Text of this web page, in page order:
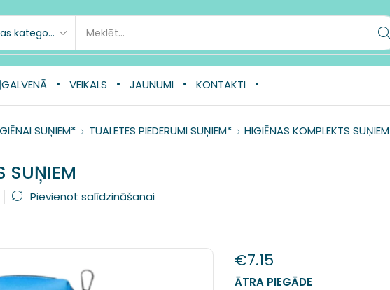
GALVENĀ VEIKALS JAUNUMI KONTAKTI
SUŅIEM* TUALETES PIEDERUMI SUŅIEM* HIGIĒNAS KOMPLEKTS SUŅIEM
SUŅIEM
Pievienot salīdzināšanai
€7.15
ĀTRA PIEGĀDE